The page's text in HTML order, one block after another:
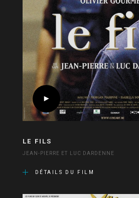
LE FILS
JEAN-PIERRE ET LUC DARDENNE
DÉTAILS DU FILM